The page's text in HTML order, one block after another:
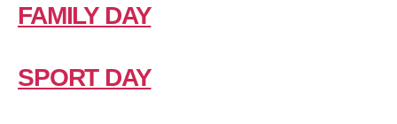
FAMILY DAY
SPORT DAY